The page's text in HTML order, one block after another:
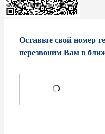
Оставьте свой номер
перезвоним Вам в